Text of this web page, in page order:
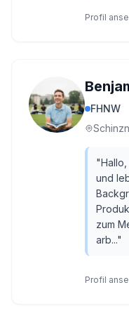
Profil
FHNW
"
und
zum
arb..."
Profil